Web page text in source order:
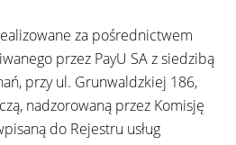
za pośrednictwem
przez PayU SA z siedzibą
przy ul. Grunwaldzkiej 186,
nadzorowaną przez Komisję
do Rejestru usług